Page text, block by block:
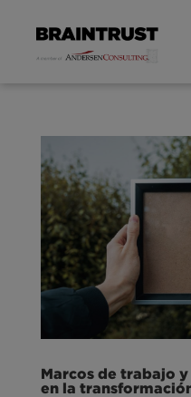
Marcos de trabajo
en la